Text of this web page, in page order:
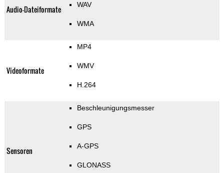
Audio-Dateiformate WAV
WMA
Videoformate
MP4
WMV
H.264
Sensoren
Beschleunigungsmesser
GPS
A-GPS
GLONASS